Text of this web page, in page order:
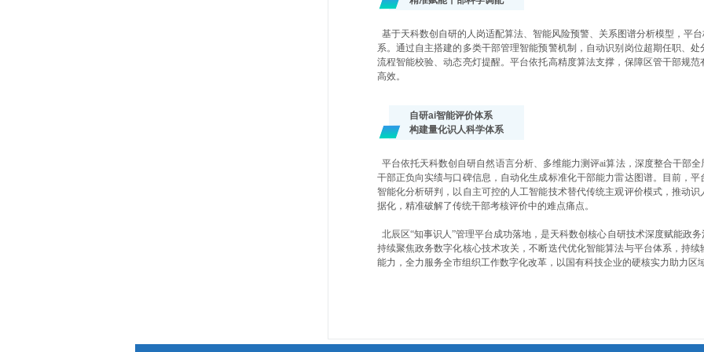
基于天科数创自研的人岗适配算法、智能风险预警、关系图谱分析模型，平
系。通过自主搭建的多类干部管理智能预警机制，自动识别岗位超期任职、
流程智能校验、动态亮灯提醒。平台依托高精度算法支撑，保障区管干部规
高效。
自研ai智能评价体系
构建量化识人科学体系
平台依托天科数创自研自然语言分析、多维能力测评ai算法，深度整合干部
干部正负向实绩与口碑信息，自动化生成标准化干部能力雷达图谱。目前，
智能化分析研判，以自主可控的人工智能技术替代传统主观评价模式，推动
据化，精准破解了传统干部考核评价中的难点痛点。
北辰区“知事识人”管理平台成功落地，是天科数创核心自研技术深度赋能政
持续聚焦政务数字化核心技术攻关，不断迭代优化智能算法与平台体系，持
能力，全力服务全市组织工作数字化改革，以国有科技企业的硬核实力助力区